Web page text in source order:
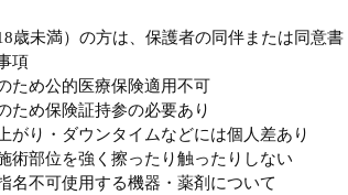
歳未満）の方は、保護者の同伴または同意書
項
ため公的医療保険適用不可
ため保険証持参の必要あり
がり・ダウンタイムなどには個人差あり
術部位を強く擦ったり触ったりしない
名不可使用する機器・薬剤について